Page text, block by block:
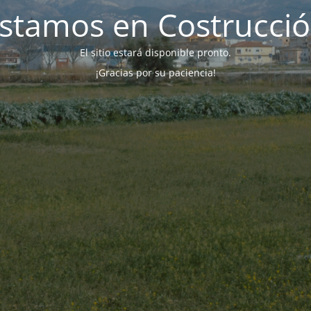
en
El sitio estará disponible pronto.
¡Gracias por su paciencia!